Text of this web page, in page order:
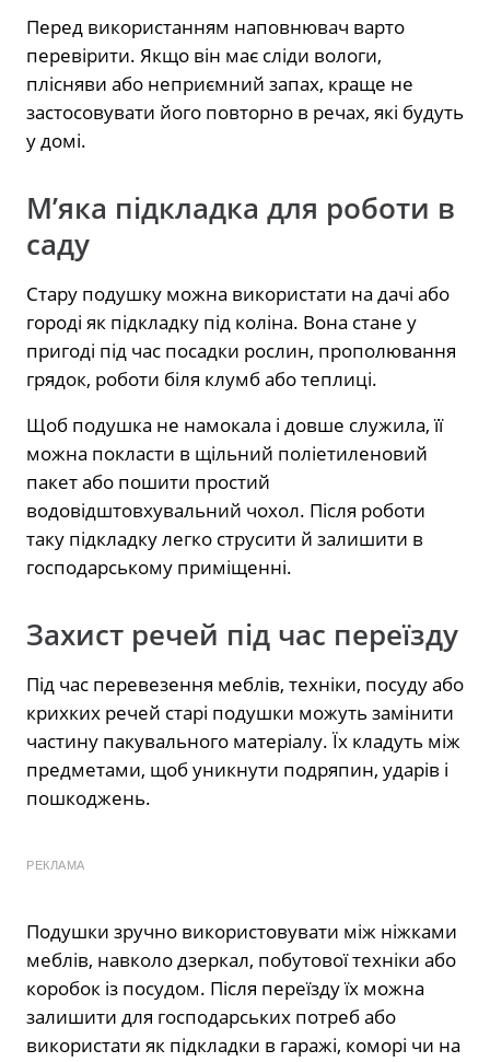
Перед використанням наповнювач варто
перевірити. Якщо він має сліди вологи,
плісняви або неприємний запах, краще не
застосовувати його повторно в речах, які будуть
у домі.
М’яка підкладка для роботи в
саду
Стару подушку можна використати на дачі або
городі як підкладку під коліна. Вона стане у
пригоді під час посадки рослин, прополювання
грядок, роботи біля клумб або теплиці.
Щоб подушка не намокала і довше служила, її
можна покласти в щільний поліетиленовий
пакет або пошити простий
водовідштовхувальний чохол. Після роботи
таку підкладку легко струсити й залишити в
господарському приміщенні.
Захист речей під час переїзду
Під час перевезення меблів, техніки, посуду або
крихких речей старі подушки можуть замінити
частину пакувального матеріалу. Їх кладуть між
предметами, щоб уникнути подряпин, ударів і
пошкоджень.
РЕКЛАМА
Подушки зручно використовувати між ніжками
меблів, навколо дзеркал, побутової техніки або
коробок із посудом. Після переїзду їх можна
залишити для господарських потреб або
використати як підкладки в гаражі, коморі чи на